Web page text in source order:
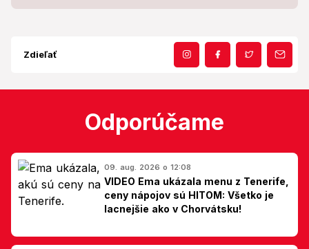
Zdieľať
Odporúčame
09. aug. 2026 o 12:08
VIDEO Ema ukázala menu z Tenerife,
ceny nápojov sú HITOM: Všetko je
lacnejšie ako v Chorvátsku!